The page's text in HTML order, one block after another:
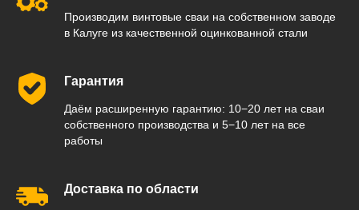
Производим винтовые сваи на собственном заводе
в Калуге из качественной оцинкованной стали
Гарантия
Даём расширенную гарантию: 10−20 лет на сваи
собственного производства и 5−10 лет на все
работы
Доставка по области